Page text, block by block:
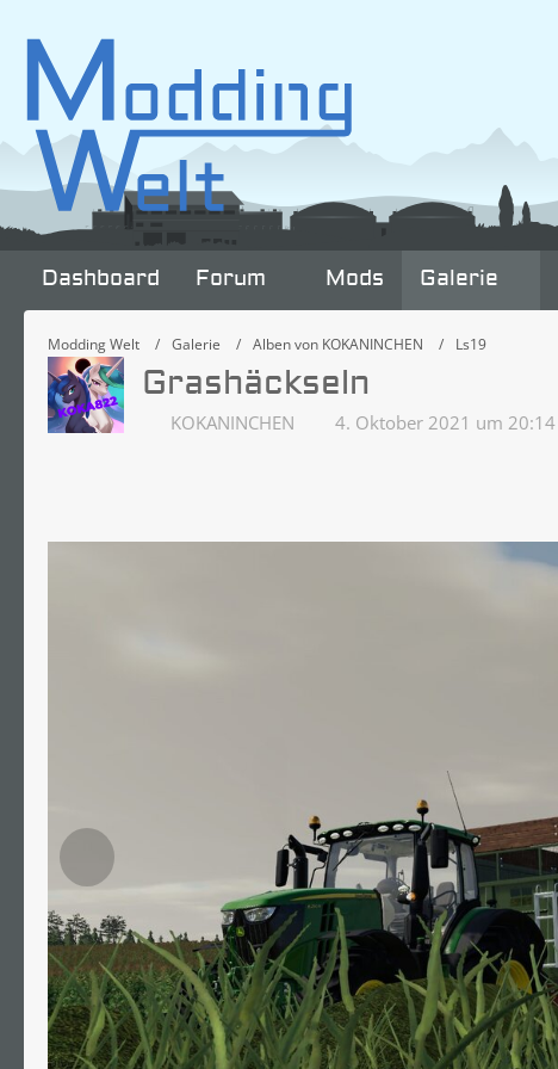
Dashboard Forum Mods Galerie
Modding Welt Galerie Alben von KOKANINCHEN Ls19
Grashäckseln
KOKANINCHEN 4. Oktober 2021 um 20:14